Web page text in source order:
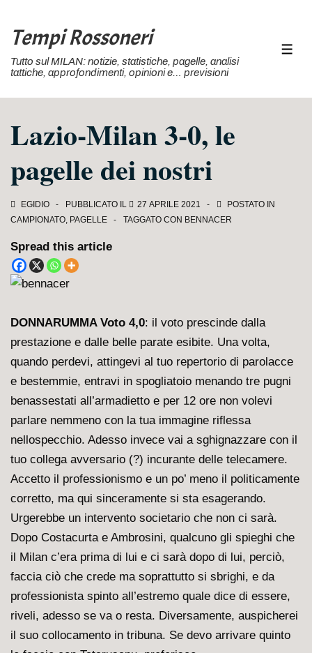
Vai
contenuto
Tempi Rossoneri
Tutto sul MILAN: notizie, statistiche, pagelle, analisi
tattiche, approfondimenti, opinioni e… previsioni
Lazio-Milan 3-0, le
pagelle dei nostri
EGIDIO PUBBLICATO IL 27 APRILE 2021
POSTATO IN
CAMPIONATO, PAGELLE TAGGATO CON BENNACER
Spread this article
DONNARUMMA Voto 4,0: il voto prescinde dalla
prestazione e dalle belle parate esibite. Una volta,
quando perdevi, attingevi al tuo repertorio di parolacce
e bestemmie, entravi in spogliatoio menando tre pugni
benassestati all’armadietto e per 12 ore non volevi
parlare nemmeno con la tua immagine riflessa
nellospecchio. Adesso invece vai a sghignazzare con il
tuo collega avversario (?) incurante delle telecamere.
Accetto il professionismo e un po’ meno il politicamente
corretto, ma qui sinceramente si sta esagerando.
Urgerebbe un intervento societario che non ci sarà.
Dopo Costacurta e Ambrosini, qualcuno gli spieghi che
il Milan c’era prima di lui e ci sarà dopo di lui, perciò,
faccia ciò che crede ma soprattutto si sbrighi, e da
professionista spinto all’estremo quale dice di essere,
riveli, adesso se va o resta. Diversamente, auspicherei
il suo collocamento in tribuna. Se devo arrivare quinto